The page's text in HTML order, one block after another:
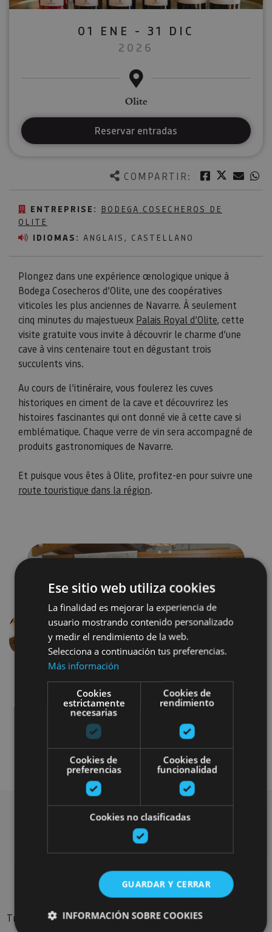
COMPARTIR: Facebook
Twitter
ENTREPRISE:
BODEGA COSECHEROS DE
OLITE
IDIOMAS: ANGLAIS, CASTELLANO
Plongez dans une expérience œnologique unique à
Bodega Cosecheros d’Olite, une des coopératives
viticoles les plus anciennes de Navarre. À seulement
cinq minutes du majestueux Palais Royal d’Olite, cette
visite gratuite vous invite à découvrir le charme d’une
cave à vins centenaire tout en dégustant trois
succulents vins.
Au cours de l’itinéraire, vous foulerez les cuves
historiques en ciment de la cave et découvrirez les
histoires fascinantes qui ont donné vie à cette cave si
emblématique. Chaque verre de vin sera accompagné de
produits gastronomiques de Navarre.
​​​​​​​Et puisque vous êtes à Olite, profitez-en pour suivre une
route touristique dans la région.
01 ENE - 31 DIC
2026
Olite
Reservar entradas
Précédent
Gastronomía Enoturismo
Rechercher plus de
sorties
Trouvez des sorties et des propositions pour compléter votre
Ese sitio web utiliza cookies
La finalidad es mejorar la experiencia de
usuario mostrando contenido personalizado
y medir el rendimiento de la web.
Selecciona a continuación tus preferencias.
Más información
Cookies
estrictamente
necesarias
Cookies de
rendimiento
Cookies de
preferencias
Cookies de
funcionalidad
Cookies no clasificadas
GUARDAR Y CERRAR
INFORMACIÓN SOBRE COOKIES